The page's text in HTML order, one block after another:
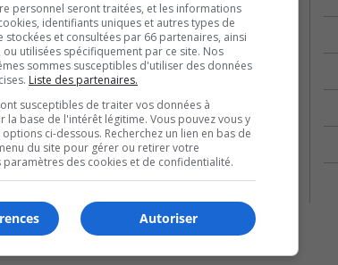
personnel seront traitées, et les informations
identifiants uniques et autres types de
et consultées par 66 partenaires, ainsi
ou utilisées spécifiquement par ce site. Nos
sommes susceptibles d'utiliser des données
Liste des partenaires.
susceptibles de traiter vos données à
la base de l'intérêt légitime. Vous pouvez vous y
ci-dessous. Recherchez un lien en bas de
du site pour gérer ou retirer votre
paramètres des cookies et de confidentialité.
Autoriser